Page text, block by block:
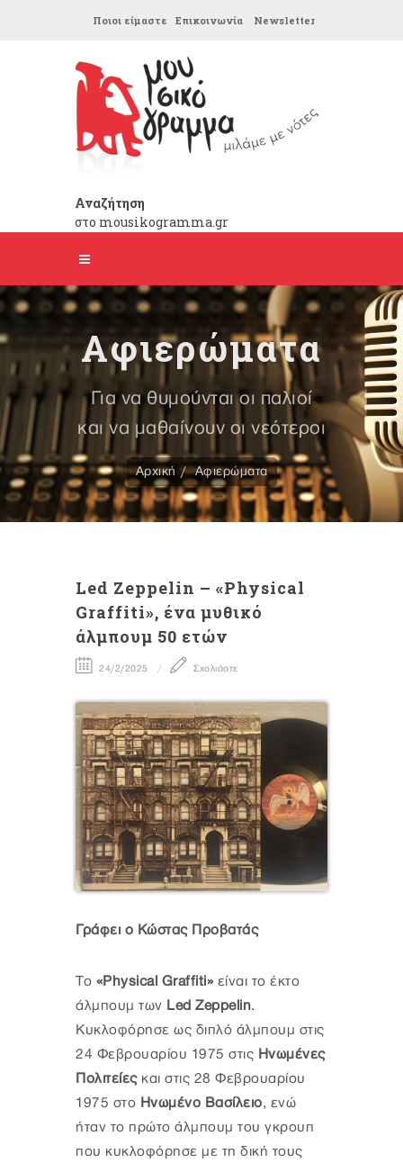
Ποιοι είμαστε Επικοινωνία Newsletter
Αναζήτηση
στο mousikogramma.gr
Αφιερώματα
Για να θυμούνται οι παλιοί
και να μαθαίνουν οι νεότεροι
Αρχική Αφιερώματα
Led Zeppelin – «Physical
Graffiti», ένα μυθικό
άλμπουμ 50 ετών
24/2/2025 Σχολιάστε
Γράφει ο Κώστας Προβατάς
Το «Physical Graffiti» είναι το έκτο
άλμπουμ των Led Zeppelin.
Κυκλοφόρησε ως διπλό άλμπουμ στις
24 Φεβρουαρίου 1975 στις Ηνωμένες
Πολιτείεςκαι στις 28 Φεβρουαρίου
1975 στο Ηνωμένο Βασίλειο, ενώ
ήταν το πρώτο άλμπουμ του γκρουπ
που κυκλοφόρησε με τη δική τους